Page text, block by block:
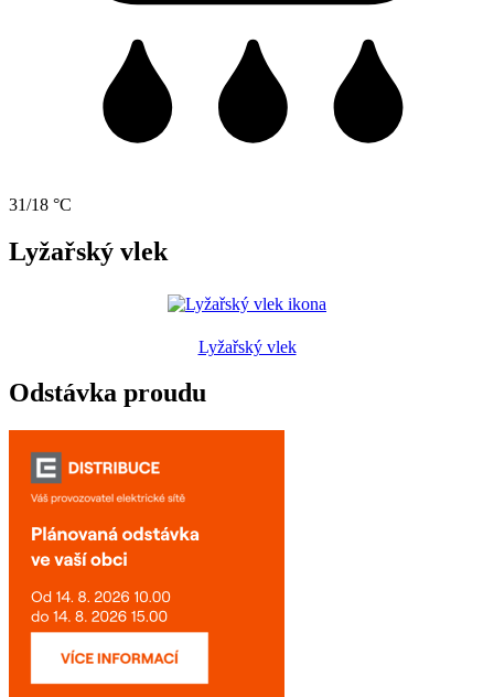
31/18 °C
Lyžařský vlek
Lyžařský vlek
Odstávka proudu